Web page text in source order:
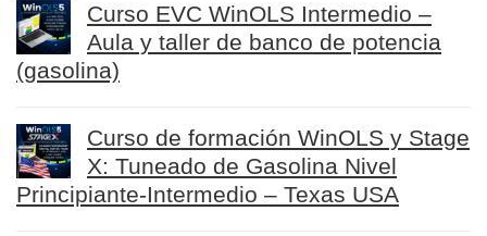
Curso EVC WinOLS Intermedio –
Aula y taller de banco de potencia
(gasolina)
Curso de formación WinOLS y Stage
X: Tuneado de Gasolina Nivel
Principiante-Intermedio – Texas USA